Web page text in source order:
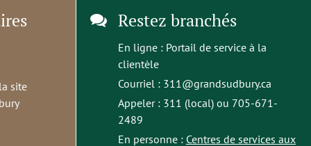
site
Restez branchés
En ligne : Portail de service à la
clientèle
Courriel : 311@grandsudbury.ca
Appeler : 311 (local) ou 705-671-
2489
En personne : Centres de services aux